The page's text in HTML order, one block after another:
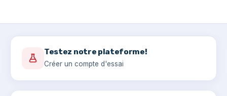
Testez notre plateforme!
Créer un compte d'essai